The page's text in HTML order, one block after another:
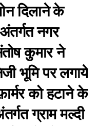
दिलाने के
नगर
कुमार ने
भूमि पर लगाये
को हटाने के
ग्राम मल्दी